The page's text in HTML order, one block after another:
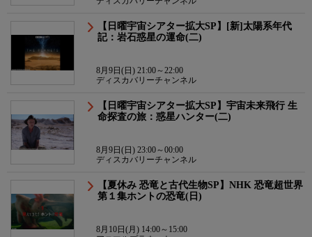
【日曜宇宙シアター拡大SP】[新]太陽系年代
記：岩石惑星の運命(二)
8月9日(日) 21:00～22:00
ディスカバリーチャンネル
【日曜宇宙シアター拡大SP】宇宙未来飛行 生
命探査の旅：惑星ハンター(二)
8月9日(日) 23:00～00:00
ディスカバリーチャンネル
【夏休み 恐竜と古代生物SP】NHK 恐竜超世界
第１集ホントの恐竜(日)
8月10日(月) 14:00～15:00